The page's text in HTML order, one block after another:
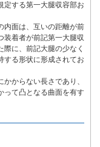
定する第一大腿収容部お
内面は、互いの距離が前
装着者が前記第一大腿収
に、前記大腿の少なく
する形状に形成されてお
からない長さであり、
って凸となる曲面を有す